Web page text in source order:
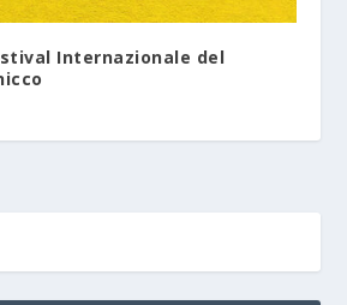
Internazionale del